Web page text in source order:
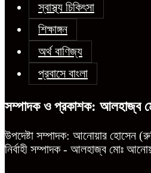
স্বাস্থ্য চিকিৎসা
শিক্ষাঙ্গন
অর্থ বাণিজ্য
প্রবাসে বাংলা
সম্পাদক ও প্রকাশক: আলহাজ্ব
উপদেষ্টা সম্পাদক: আনোয়ার হোসেন
নির্বাহী সম্পাদক - আলহাজ্ব মোঃ